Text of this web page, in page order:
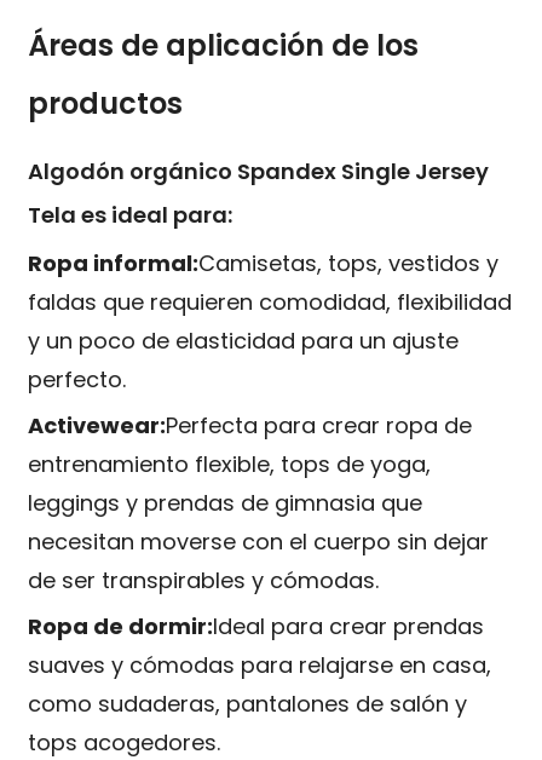
Áreas de aplicación de los
productos
Algodón orgánico Spandex Single Jersey
Tela es ideal para:
Ropa informal:Camisetas, tops, vestidos y
faldas que requieren comodidad, flexibilidad
y un poco de elasticidad para un ajuste
perfecto.
Activewear:Perfecta para crear ropa de
entrenamiento flexible, tops de yoga,
leggings y prendas de gimnasia que
necesitan moverse con el cuerpo sin dejar
de ser transpirables y cómodas.
Ropa de dormir:Ideal para crear prendas
suaves y cómodas para relajarse en casa,
como sudaderas, pantalones de salón y
tops acogedores.